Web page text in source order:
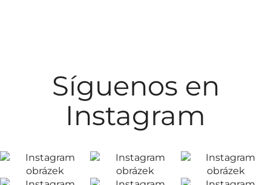
Síguenos en
Instagram